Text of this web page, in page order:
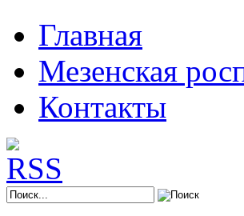
Главная
Мезенская
Контакты